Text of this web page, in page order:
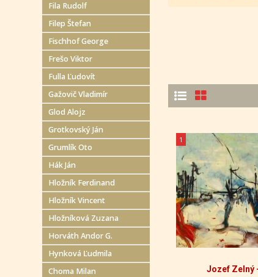
Fila Rudolf
Filep Štefan
Fischhof George
Frešo Viktor
Fulla Ľudovít
Gažovič Vladimír
Glod Alojz
Grotkovský Ján
Grumlík Oto
Hák Ján
Hložník Ferdinand
Hložník Vincent
Hložníková Zuzana
Horváth Andor G.
Hynková Ľudmila
Choma Milan
1
Jozef Zelný